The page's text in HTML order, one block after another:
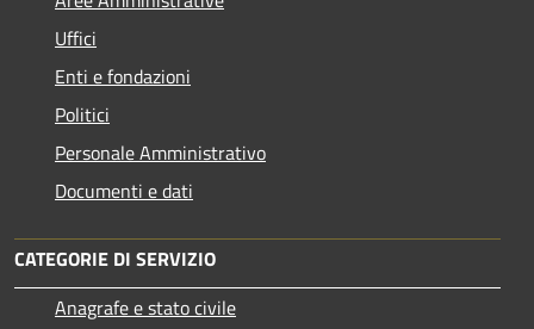
Uffici
Enti e fondazioni
Politici
Personale Amministrativo
Documenti e dati
CATEGORIE DI SERVIZIO
Anagrafe e stato civile